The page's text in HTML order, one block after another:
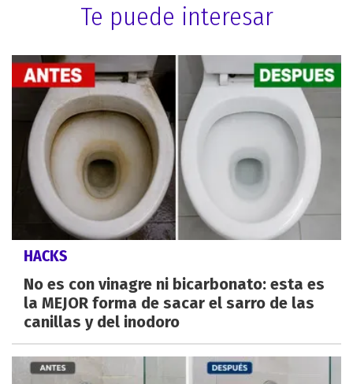
Te puede interesar
HACKS
No es con vinagre ni bicarbonato: esta es
la MEJOR forma de sacar el sarro de las
canillas y del inodoro